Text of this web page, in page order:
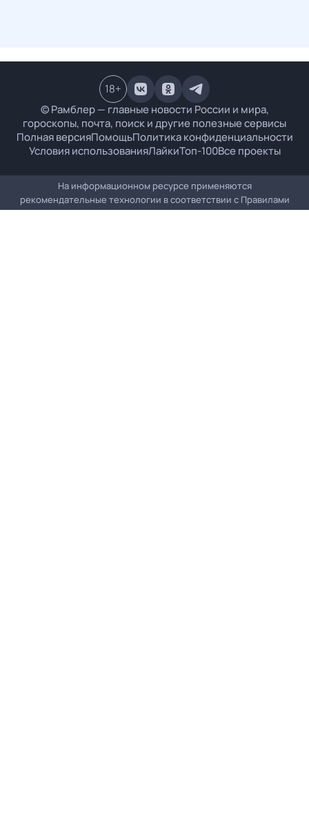
© Рамблер — главные новости России и мира,
гороскопы, почта, поиск и другие полезные сервисы
Полная версияПомощьПолитика конфиденциальности
Условия использованияЛайкиТоп-100Все проекты
18+
На информационном ресурсе применяются
рекомендательные технологии в соответствии с Правилами